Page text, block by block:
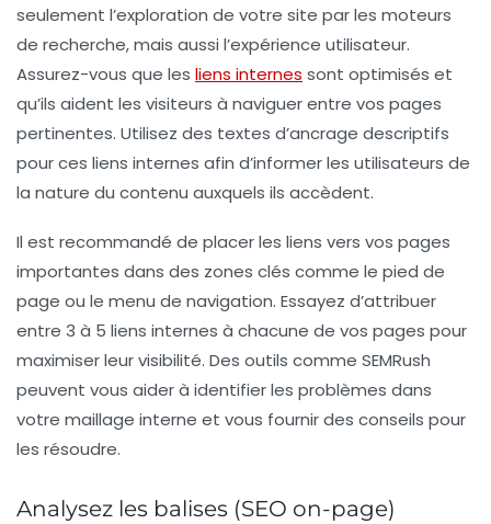
seulement l’exploration de votre site par les moteurs
de recherche, mais aussi l’expérience utilisateur.
Assurez-vous que les liens internes sont optimisés et
qu’ils aident les visiteurs à naviguer entre vos pages
pertinentes. Utilisez des textes d’ancrage descriptifs
pour ces liens internes afin d’informer les utilisateurs de
la nature du contenu auxquels ils accèdent.
Il est recommandé de placer les liens vers vos pages
importantes dans des zones clés comme le pied de
page ou le menu de navigation. Essayez d’attribuer
entre 3 à 5 liens internes à chacune de vos pages pour
maximiser leur visibilité. Des outils comme SEMRush
peuvent vous aider à identifier les problèmes dans
votre maillage interne et vous fournir des conseils pour
les résoudre.
Analysez les balises (SEO on-page)